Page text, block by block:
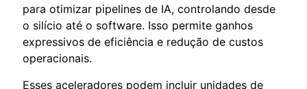
para otimizar pipelines de IA, controlando desde
o silício até o software. Isso permite ganhos
expressivos de eficiência e redução de custos
operacionais.
Esses aceleradores podem incluir unidades de